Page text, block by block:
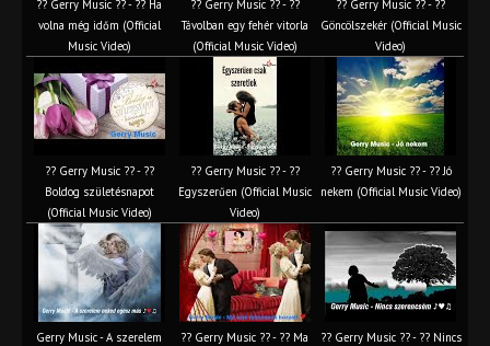
?? Gerry Music ?? - ?? Ha
volna még időm (Official
Music Video)
?? Gerry Music ?? - ??
Távolban egy fehér vitorla
(Official Music Video)
?? Gerry Music ?? - ??
Göncölszekér (Official Music
Video)
?? Gerry Music ?? - ??
Boldog születésnapot
(Official Music Video)
?? Gerry Music ?? - ??
Egyszerűen (Official Music
Video)
?? Gerry Music ?? - ?? Jó
nekem (Official Music Video)
Gerry Music - A szerelem
?? Gerry Music ?? - ?? Ma
?? Gerry Music ?? - ?? Nincs